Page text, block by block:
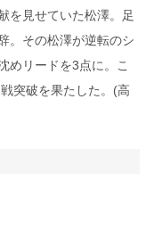
を見せていた松澤。足
。その松澤が逆転のシ
めリードを3点に。こ
突破を果たした。(高